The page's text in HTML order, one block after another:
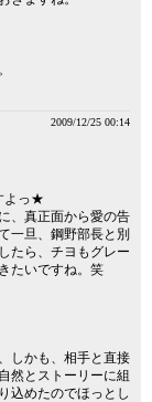
2009/12/25 00:14
よっ★
、真正面から愛の告
一旦、鋼野部長と別
たら、チヨもグレー
たいですね。笑
しかも、相手と直接
然とストーリーに組
込めたのでほっとし